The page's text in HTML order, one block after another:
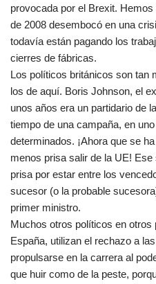
provocada por el Brexit.
de 2008 desembocó en una
todavía están pagando los
cierres de fábricas.
Los políticos británicos son tan
los de aquí. Boris Johnson, el
unos años era un partidario de
tiempo de una campaña, en
determinados. ¡Ahora que se
menos prisa salir de la UE!
prisa por estar entre los
sucesor (o la probable
primer ministro.
Muchos otros políticos en otros
España, utilizan el rechazo a
propulsarse en la carrera al
que huir como de la peste,